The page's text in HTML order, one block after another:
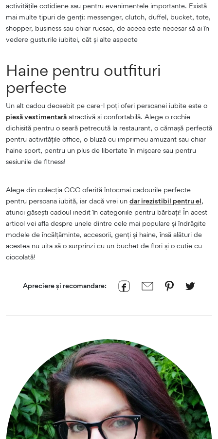
activitățile cotidiene sau pentru evenimentele importante. Există
mai multe tipuri de genți: messenger, clutch, duffel, bucket, tote,
shopper, business sau chiar rucsac, de aceea este necesar să ai în
vedere gusturile iubitei, cât și alte aspecte
Haine pentru outfituri
perfecte
Un alt cadou deosebit pe care-l poți oferi persoanei iubite este o
piesă vestimentară atractivă și confortabilă. Alege o rochie
dichisită pentru o seară petrecută la restaurant, o cămașă perfectă
pentru activitățile office, o bluză cu imprimeu amuzant sau chiar
haine sport, pentru un plus de libertate în mișcare sau pentru
sesiunile de fitness!
Alege din colecția CCC oferită întocmai cadourile perfecte
pentru persoana iubită, iar dacă vrei un dar irezistibil pentru el,
atunci găsești cadoul inedit în categoriile pentru bărbați! În acest
articol vei afla despre unele dintre cele mai populare și îndrăgite
modele de încălțăminte, accesorii, genți și haine, însă alături de
acestea nu uita să o surprinzi cu un buchet de flori și o cutie cu
ciocolată!
Apreciere și recomandare: